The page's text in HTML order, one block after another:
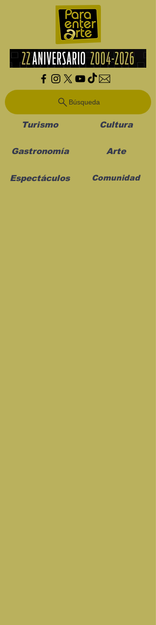
Búsqueda
Turismo Cultura
Gastronomía Arte
Espectáculos Comunidad